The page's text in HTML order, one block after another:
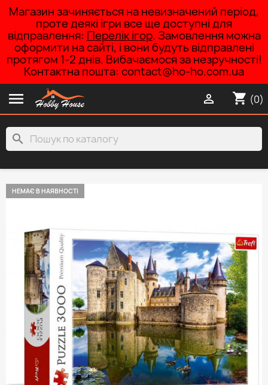
Магазин зачиняється на невизначений період,
проте деякі ігри все ще доступні для
відправлення: Перелік ігор. Замовлення можна
оформити на сайті, і вони будуть відправлені
протягом 1-2 днів. Вибачаємося за незручності!
Контактна пошта: contact@ho-ho.com.ua
 shopping_cart (0)

search
НЕМАЄ В НАЯВНОСТІ